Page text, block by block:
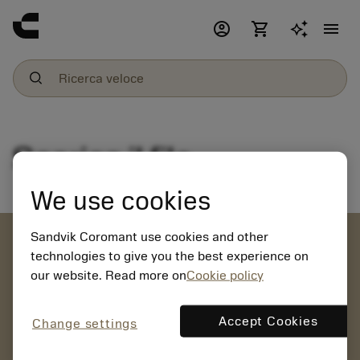
account_circle shopping_cart menu
Scarica il file
account_circle
Effettuare ordini, visualizzare i prezzi e verificare la
disponibilità degli utensili
We use cookies
Sandvik Coromant use cookies and other
technologies to give you the best experience on
our website. Read more onCookie policy
Change settings Accept Cookies